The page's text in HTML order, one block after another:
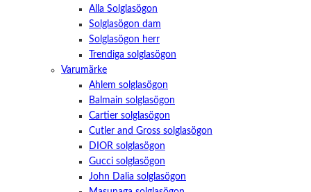
Alla Solglasögon
Solglasögon dam
Solglasögon herr
Trendiga solglasögon
Varumärke
Ahlem solglasögon
Balmain solglasögon
Cartier solglasögon
Cutler and Gross solglasögon
DIOR solglasögon
Gucci solglasögon
John Dalia solglasögon